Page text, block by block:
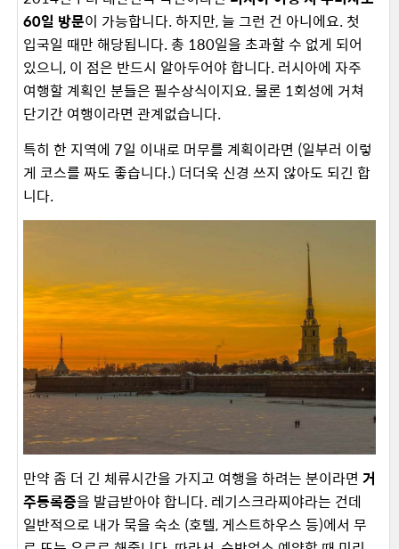
60일 방문이 가능합니다. 하지만, 늘 그런 건 아니에요. 첫
입국일 때만 해당됩니다. 총 180일을 초과할 수 없게 되어
있으니, 이 점은 반드시 알아두어야 합니다. 러시아에 자주
여행할 계획인 분들은 필수상식이지요. 물론 1회성에 거쳐
단기간 여행이라면 관계없습니다.
특히 한 지역에 7일 이내로 머무를 계획이라면 (일부러 이렇
게 코스를 짜도 좋습니다.) 더더욱 신경 쓰지 않아도 되긴 합
니다.
만약 좀 더 긴 체류시간을 가지고 여행을 하려는 분이라면 거
주등록증을 발급받아야 합니다. 레기스크라찌야라는 건데
일반적으로 내가 묵을 숙소 (호텔, 게스트하우스 등)에서 무